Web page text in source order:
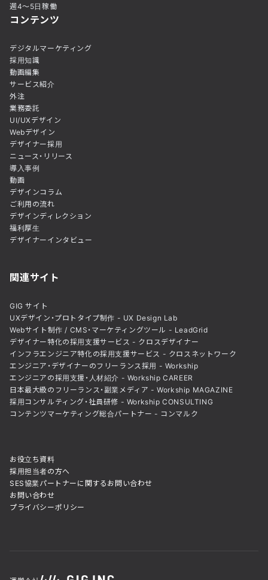
週4〜5日稼働
コンテンツ
デジタルマーケティング
採用知識
動画編集
サービス紹介
外注
業務委託
UI/UXデザイン
Webデザイン
デザイナー採用
ニュース・リリース
導入事例
動画
デザインコラム
ご利用の流れ
デザインディレクション
福利厚生
デザイナーインタビュー
関連サイト
GIG サイト
UXデザイン・プロトタイプ制作 - UX Design Lab
Webサイト制作 / CMS・マーケティングツール - LeadGrid
デザイナー特化の採用支援サービス - クロスデザイナー
インフラエンジニア特化の採用支援サービス - クロスネットワーク
エンジニア・デザイナーのフリーランス採用 - Workship
エンジニアの採用支援・人材紹介 - Workship CAREER
日本最大級のフリーランス・副業メディア - Workship MAGAZINE
採用コンサルティング・社員研修 - Workship CONSULTING
コンテンツマーケティング総合パートナー - コンマルク
お役立ち資料
採用担当者の方へ
SES協業パートナーに関するお問い合わせ
お問い合わせ
プライバシーポリシー